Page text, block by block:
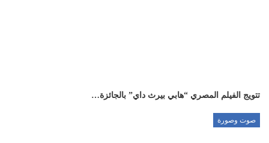
تتويج الفيلم المصري “هابي بيرث داي” بالجائزة…
صوت وصورة